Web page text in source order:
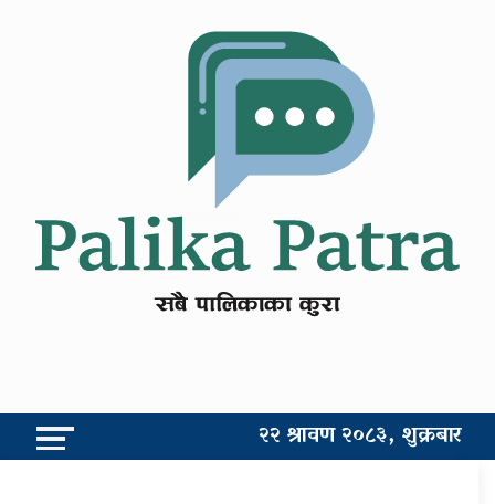
२२ श्रावण २०८३, शुक्रबार